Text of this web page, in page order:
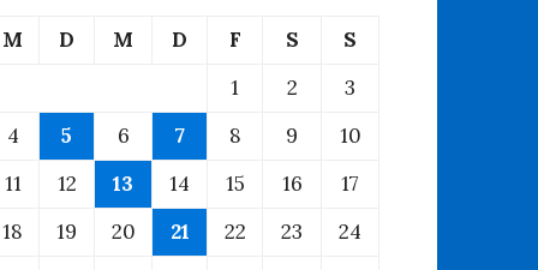
M D M D F S
S
1
2
3
4
5 6 7 8 9
10
11
12 13 14 15 16
17
18
19 20 21 22 23
24